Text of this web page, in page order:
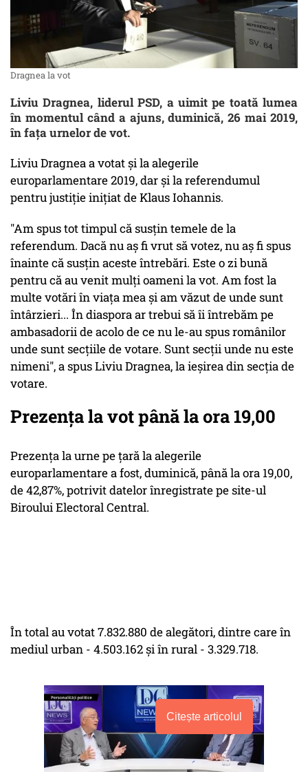
Dragnea la vot
Liviu Dragnea, liderul PSD, a uimit pe toată lumea
în momentul când a ajuns, duminică, 26 mai 2019,
în fața urnelor de vot.
Liviu Dragnea a votat și la alegerile
europarlamentare 2019, dar și la referendumul
pentru justiție inițiat de Klaus Iohannis.
"Am spus tot timpul că susţin temele de la
referendum. Dacă nu aş fi vrut să votez, nu aş fi spus
înainte că susţin aceste întrebări. Este o zi bună
pentru că au venit mulţi oameni la vot. Am fost la
multe votări în viaţa mea şi am văzut de unde sunt
întârzieri... În diaspora ar trebui să îi întrebăm pe
ambasadorii de acolo de ce nu le-au spus românilor
unde sunt secţiile de votare. Sunt secţii unde nu este
nimeni", a spus Liviu Dragnea, la ieșirea din secția de
votare.
Prezența la vot până la ora 19,00
Prezenţa la urne pe ţară la alegerile
europarlamentare a fost, duminică, până la ora 19,00,
de 42,87%, potrivit datelor înregistrate pe site-ul
Biroului Electoral Central.
În total au votat 7.832.880 de alegători, dintre care în
mediul urban - 4.503.162 şi în rural - 3.329.718.
Citește articolul